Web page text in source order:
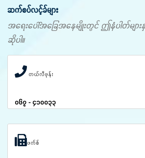
ဆက်စပ်လင့်ခ်များ
အရေးပေါ်အခြေအနေမျိုးတွင် ဤနံပါတ်မျာ
ဆိုပါ။
တယ်လီဖုန်း
၀၆၇ - ၄၁၀၀၃၃
ဖက်စ်